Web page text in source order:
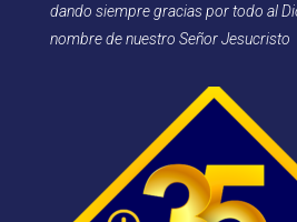
dando siempre gracias por todo al
nombre de nuestro Señor Jesucristo